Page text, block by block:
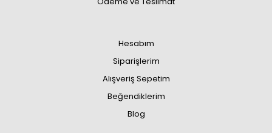
Hesabım
Siparişlerim
Alışveriş Sepetim
Beğendiklerim
Blog